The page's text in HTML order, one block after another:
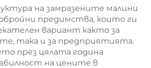
на замразените малини
предимства, които ги
вариант както за
така и за предприятията.
през цялата година
на цените в